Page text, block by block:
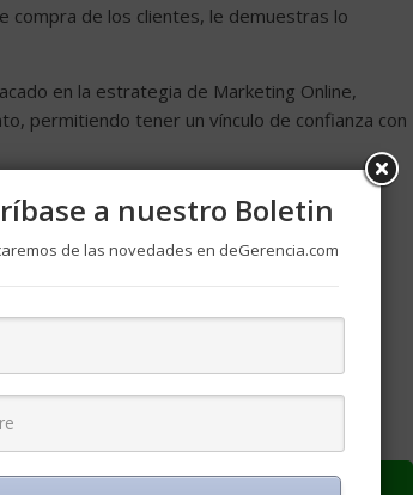
compra de los clientes, le demuestras lo
en la estrategia de Marketing Online,
permitiendo tener un vínculo de confianza con
a nuestro Boletin
de las novedades en deGerencia.com